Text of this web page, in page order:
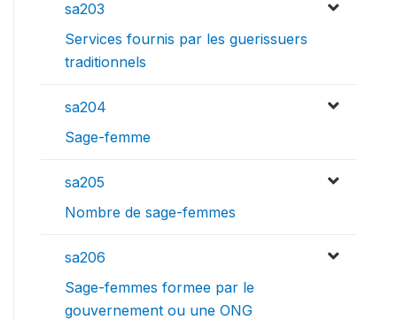
sa203
Services fournis par les guerissuers
traditionnels
sa204
Sage-femme
sa205
Nombre de sage-femmes
sa206
Sage-femmes formee par le
gouvernement ou une ONG